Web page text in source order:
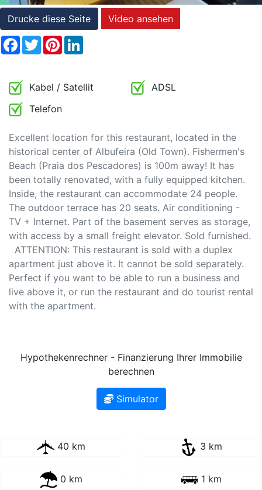
Drucke diese Seite
Video ansehen
Facebook
TwitterPinterest
Kabel / Satellit
ADSL
Telefon
Excellent location for this restaurant, located in the
historical center of Albufeira (Old Town). Fishermen's
Beach (Praia dos Pescadores) is 100m away! It has
been totally renovated, with a fully equipped kitchen.
Inside, the restaurant can accommodate 24 people.
The outdoor terrace has 20 seats. Air conditioning -
TV + Internet. Part of the basement serves as storage,
with access by a small freight elevator. Sold furnished.
ATTENTION: This restaurant is sold with a duplex
apartment just above it. It cannot be sold separately.
Perfect if you want to be able to run a business and
live above it, or run the restaurant and do tourist rental
with the apartment.
Hypothekenrechner - Finanzierung Ihrer Immobilie
berechnen
Simulator
40 km 3 km
0 km 1 km